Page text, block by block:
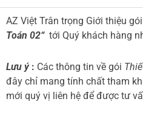
AZ Việt Trân trọng Giới thiệu gói
Toán 02“ tới Quý khách hàng
Lưu ý: Các thông tin về gói
đây chỉ mang tính chất tham
mới quý vị liên hệ để được tư